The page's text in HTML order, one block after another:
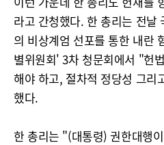
라고 간청했다. 한 총리는 전날
의 비상계엄 선포를 통한 내란
별위원회' 3차 청문회에서 "헌
해야 하고, 절차적 정당성 그리
했다.
한 총리는 "(대통령) 권한대행